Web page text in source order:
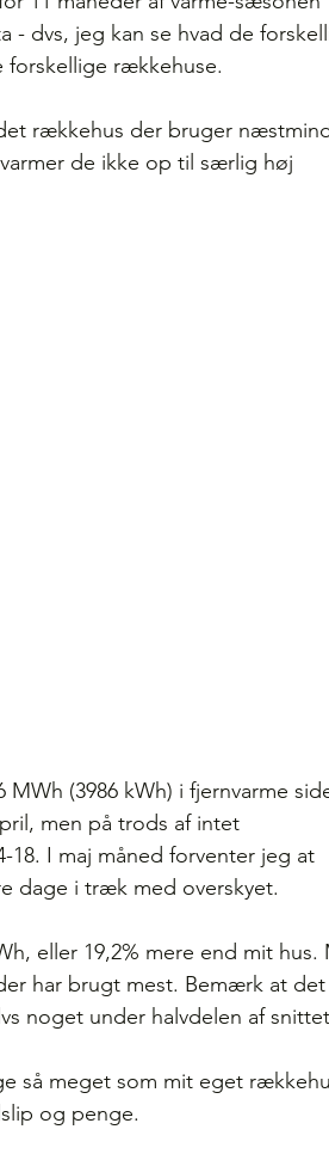
- dvs, jeg kan se hvad de
forskellige rækkehuse.
rækkehus der bruger
de ikke op til særlig høj
(3986 kWh) i fjernvarme
men på trods af intet
18. I maj måned forventer jeg at
dage i træk med overskyet.
eller 19,2% mere end mit hus.
har brugt mest. Bemærk at
noget under halvdelen af
så meget som mit eget
og penge.